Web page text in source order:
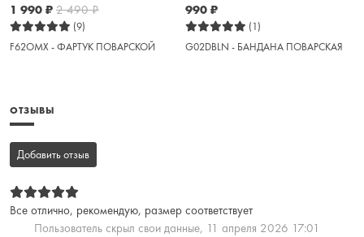
1 990 ₽ 2 490₽
(9)
F62OMX - ФАРТУК ПОВАРСКОЙ
990 ₽
(1)
G02DBLN - БАНДАНА ПОВАРСКАЯ
ОТЗЫВЫ
Добавить отзыв
Все отлично, рекомендую, размер соответствует
Пользователь скрыл свои данные, 11 апреля 2026 17:01